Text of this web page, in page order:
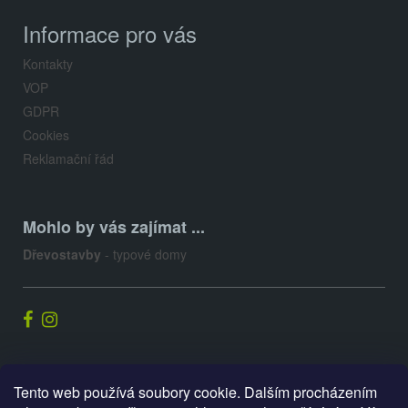
Tento web používá soubory cookie. Dalším procházením
Informace pro vás
Kontakty
VOP
GDPR
Cookies
Reklamační řád
Mohlo by vás zajímat ...
Dřevostavby - typové domy